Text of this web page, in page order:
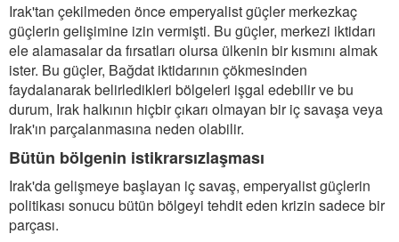
Irak'tan çekilmeden önce emperyalist güçler merkezkaç
güçlerin gelişimine izin vermişti. Bu güçler, merkezi iktidarı
ele alamasalar da fırsatları olursa ülkenin bir kısmını almak
ister. Bu güçler, Bağdat iktidarının çökmesinden
faydalanarak belirledikleri bölgeleri işgal edebilir ve bu
durum, Irak halkının hiçbir çıkarı olmayan bir iç savaşa veya
Irak'ın parçalanmasına neden olabilir.
Bütün bölgenin istikrarsızlaşması
Irak'da gelişmeye başlayan iç savaş, emperyalist güçlerin
politikası sonucu bütün bölgeyi tehdit eden krizin sadece bir
parçası.